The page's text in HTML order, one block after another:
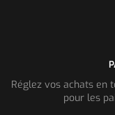
Réglez vos achats en
pour les